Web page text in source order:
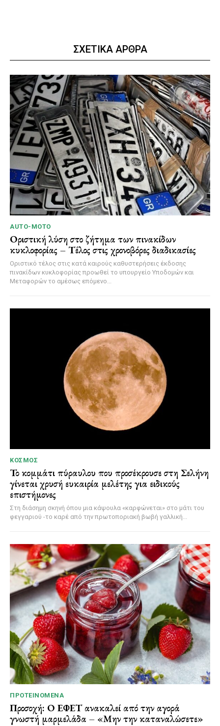
ΣΧΕΤΙΚΑ ΑΡΘΡΑ
AUTO-MOTO
Οριστική λύση στο ζήτημα των πινακίδων
κυκλοφορίας – Τέλος στις χρονοβόρες διαδικασίες
Οριστικό τέλος στις κατά καιρούς καθυστερήσεις έκδοσης
πινακίδων κυκλοφορίας προωθεί το υπουργείο Υποδομών και
Μεταφορών το αμέσως επόμενο...
ΚΌΣΜΟΣ
Το κομμάτι πύραυλου που προσέκρουσε στη Σελήνη
γίνεται χρυσή ευκαιρία μελέτης για ειδικούς
επιστήμονες
Στη διάσημη σκηνή όπου μια κάψουλα «καρφώνεται» στο μάτι του
φεγγαριού -το καρέ από την πρωτοποριακή βωβή γαλλική...
ΠΡΟΤΕΙΝΌΜΕΝΑ
Προσοχή: Ο ΕΦΕΤ ανακαλεί από την αγορά
γνωστή μαρμελάδα – «Μην την καταναλώσετε»